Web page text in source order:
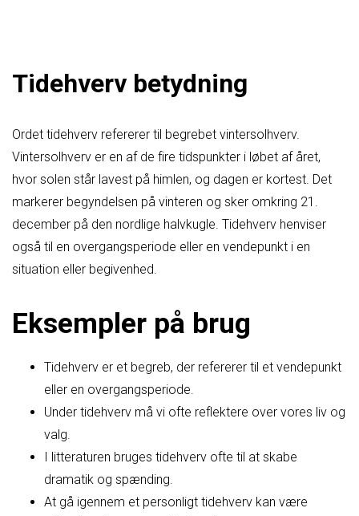
Tidehverv betydning
Ordet tidehverv refererer til begrebet vintersolhverv.
Vintersolhverv er en af de fire tidspunkter i løbet af året,
hvor solen står lavest på himlen, og dagen er kortest. Det
markerer begyndelsen på vinteren og sker omkring 21.
december på den nordlige halvkugle. Tidehverv henviser
også til en overgangsperiode eller en vendepunkt i en
situation eller begivenhed.
Eksempler på brug
Tidehverv er et begreb, der refererer til et vendepunkt
eller en overgangsperiode.
Under tidehverv må vi ofte reflektere over vores liv og
valg.
I litteraturen bruges tidehverv ofte til at skabe
dramatik og spænding.
At gå igennem et personligt tidehverv kan være